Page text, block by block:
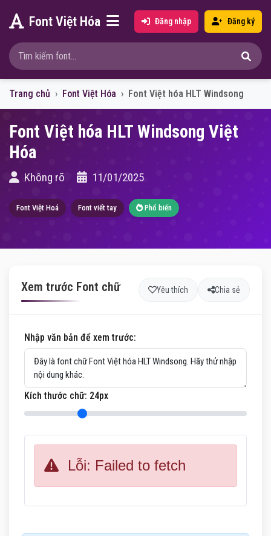
Font Việt Hóa Đăng nhập Đăng ký
Trang chủ Font Việt Hóa Font Việt hóa HLT Windsong
Font Việt hóa HLT Windsong Việt
Hóa
Không rõ 11/01/2025
Font Việt Hoá Font viết tay Phổ biến
Xem trước Font chữ Yêu thích Chia sẻ
Nhập văn bản để xem trước:
Kích thước chữ: 24px
Lỗi: Failed to fetch